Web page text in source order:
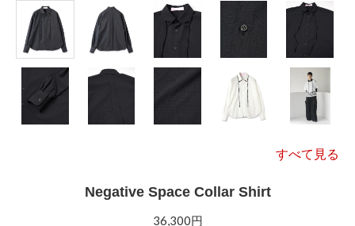
すべて見る
Negative Space Collar Shirt
36,300円